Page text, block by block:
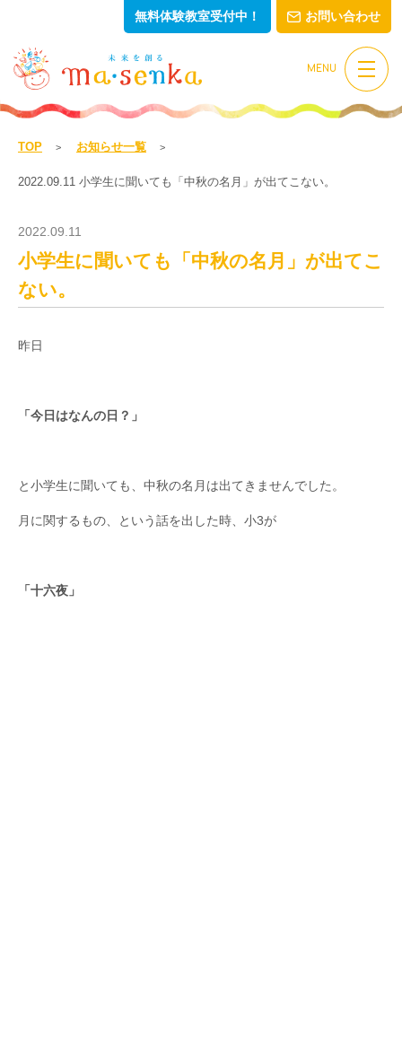
MENU
無料体験教室受付中！ お問い合わせ
TOP お知らせ一覧
2022.09.11 小学生に聞いても「中秋の名月」が出てこない。
2022.09.11
小学生に聞いても「中秋の名月」が出てこ
ない。
昨日
「今日はなんの日？」
と小学生に聞いても、中秋の名月は出てきませんでした。
月に関するもの、という話を出した時、小3が
「十六夜」